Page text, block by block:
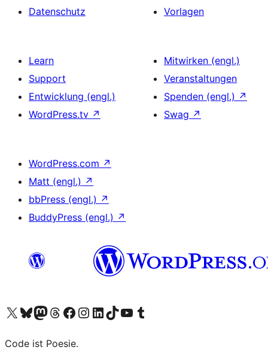
Datenschutz
Vorlagen
Learn
Support
Entwicklung (engl.)
WordPress.tv ↗
Mitwirken (engl.)
Veranstaltungen
Spenden (engl.) ↗
Swag ↗
WordPress.com ↗
Matt (engl.) ↗
bbPress (engl.) ↗
BuddyPress (engl.) ↗
Unser X-Konto (früher Twitter) besuchen
Unser Bluesky-Konto besuchen
Unser Mastodon-Konto besuchen
Unser Threads-Konto besuchen
Unsere Facebook-Seite besuchen
Unser Instagram-Konto besuchen
Unser LinkedIn-Konto besuchen
Unser TikTok-Konto besuchen
Unseren YouTube-Kanal besuchen
Unser Tumblr-Konto besuchen
Code ist Poesie.